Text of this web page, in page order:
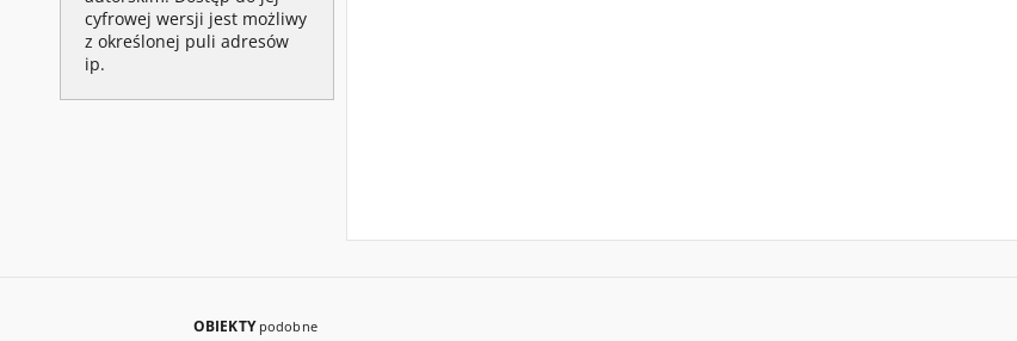
cyfrowej wersji jest możliwy
z określonej puli adresów
ip.
OBIEKTY podobne